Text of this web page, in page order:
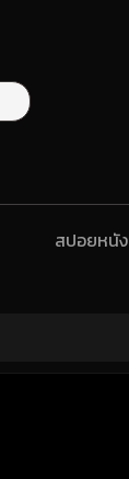
สปอยหนัง